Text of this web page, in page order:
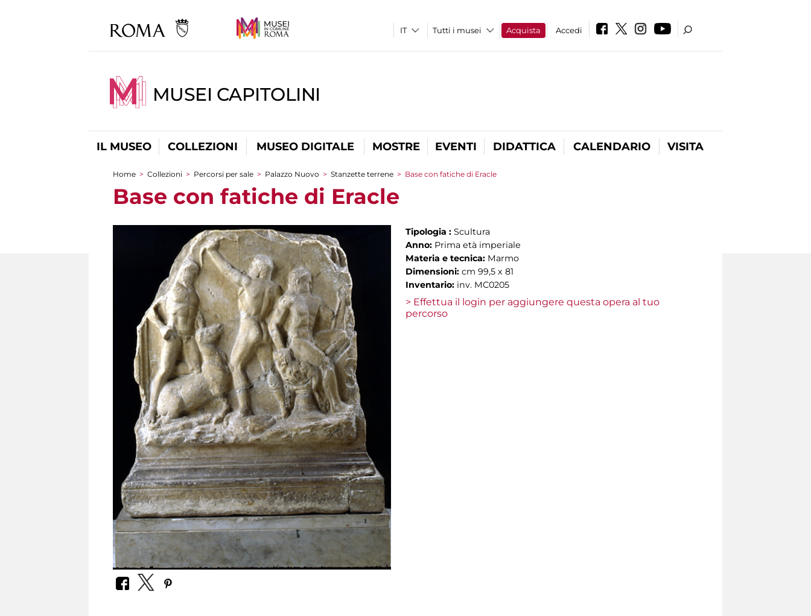
Tutti i musei Acquista Accedi
MUSEI CAPITOLINI
IL MUSEO COLLEZIONI MUSEO DIGITALE MOSTRE EVENTI DIDATTICA CALENDARIO VISITA
Tu sei qui
Home > Collezioni > Percorsi per sale > Palazzo Nuovo > Stanzette terrene > Base con fatiche di Eracle
Base con fatiche di Eracle
Tipologia : Scultura
Anno: Prima età imperiale
Materia e tecnica: Marmo
Dimensioni: cm 99,5 x 81
Inventario: inv. MC0205
> Effettua il login per aggiungere questa opera al tuo
percorso